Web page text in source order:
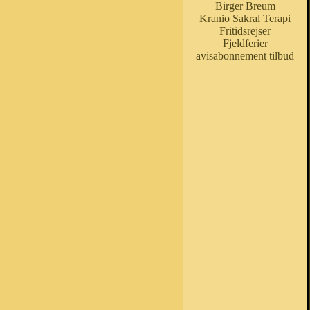
Birger Breum
Kranio Sakral Terapi
Fritidsrejser
Fjeldferier
avisabonnement tilbud